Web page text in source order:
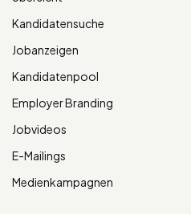
Kandidatensuche
Jobanzeigen
Kandidatenpool
Employer Branding
Jobvideos
E-Mailings
Medienkampagnen